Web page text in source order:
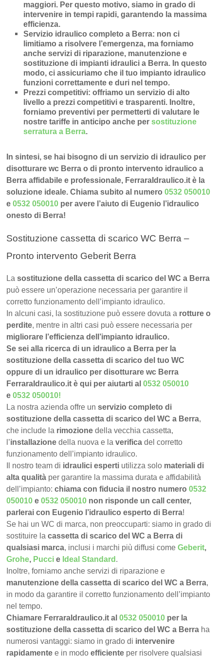
maggiori. Per questo motivo, siamo in grado di
intervenire intempi rapidi, garantendo la massima
efficienza.
Servizio idraulico completo a Berra: non ci
limitiamo a risolvere l’emergenza, ma forniamo
ancheservizi di riparazione, manutenzione e
sostituzione di impianti idraulici a Berra. In questo
modo, ci assicuriamo che il tuo impianto idraulico
funzioni correttamente e duri nel tempo.
Prezzi competitivi: offriamo unservizio di alto
livello a prezzi competitivi e trasparenti. Inoltre,
forniamo preventivi per permetterti di valutare le
nostre tariffe in anticipo anche persostituzione
serratura a Berra.
In sintesi, se hai bisogno di un servizio di idraulico per
disotturare wc Berra o di pronto intervento idraulico a
Berra affidabile e professionale, FerraraIdraulico.it è la
soluzione ideale. Chiama subito al numero0532 050010
e0532 050010 per avere l’aiuto di Eugenio l’idraulico
onesto di Berra!
Sostituzione cassetta di scarico WC Berra –
Pronto intervento Geberit Berra
Lasostituzione della cassetta di scarico del WC a Berra
può essere un’operazione necessaria per garantire il
corretto funzionamento dell’impianto idraulico.
In alcuni casi, la sostituzione può essere dovuta a rotture o
perdite, mentre in altri casi può essere necessaria per
migliorare l’efficienza dell’impianto idraulico.
Se sei alla ricerca di un idraulico a Berra per la
sostituzione della cassetta di scarico del tuo WC
oppure di un idraulico per disotturare wc Berra
FerraraIdraulico.it è qui per aiutarti al0532 050010
e0532 050010!
La nostra azienda offre unservizio completo di
sostituzione della cassetta di scarico del WC a Berra,
che include la rimozione della vecchia cassetta,
l’installazione della nuova e laverifica del corretto
funzionamento dell’impianto idraulico.
Il nostro team di idraulici esperti utilizza solo materiali di
alta qualità per garantire la massima durata e affidabilità
dell’impianto:chiama con fiducia il nostro numero0532
050010 e0532 050010 non risponde un call center,
parlerai con Eugenio l’idraulico esperto di Berra!
Se hai un WC di marca, non preoccuparti: siamo in grado di
sostituire lacassetta di scarico del WC a Berra di
qualsiasi marca, inclusi i marchi più diffusi comeGeberit,
Grohe, Pucci e Ideal Standard .
Inoltre, forniamo anche servizi di riparazione e
manutenzione della cassetta di scarico del WC a Berra,
in modo da garantire il corretto funzionamento dell’impianto
nel tempo.
Chiamare FerraraIdraulico.it al0532 050010 per la
sostituzione della cassetta di scarico del WC a Berra ha
numerosi vantaggi: siamo in grado di intervenire
rapidamente e in modoefficiente per risolvere qualsiasi